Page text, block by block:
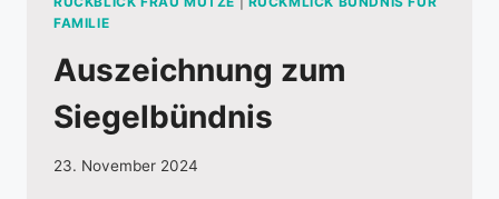
FAMILIE
Auszeichnung zum
Siegelbündnis
23. November 2024